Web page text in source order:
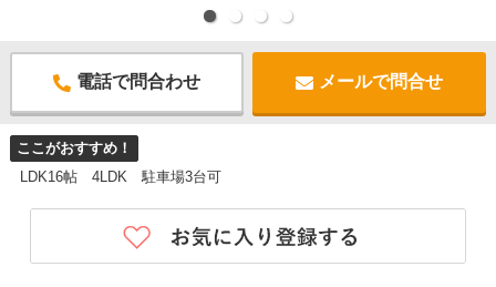
電話で問合わせ メールで問合せ
ここがおすすめ！
LDK16帖 4LDK 駐車場3台可